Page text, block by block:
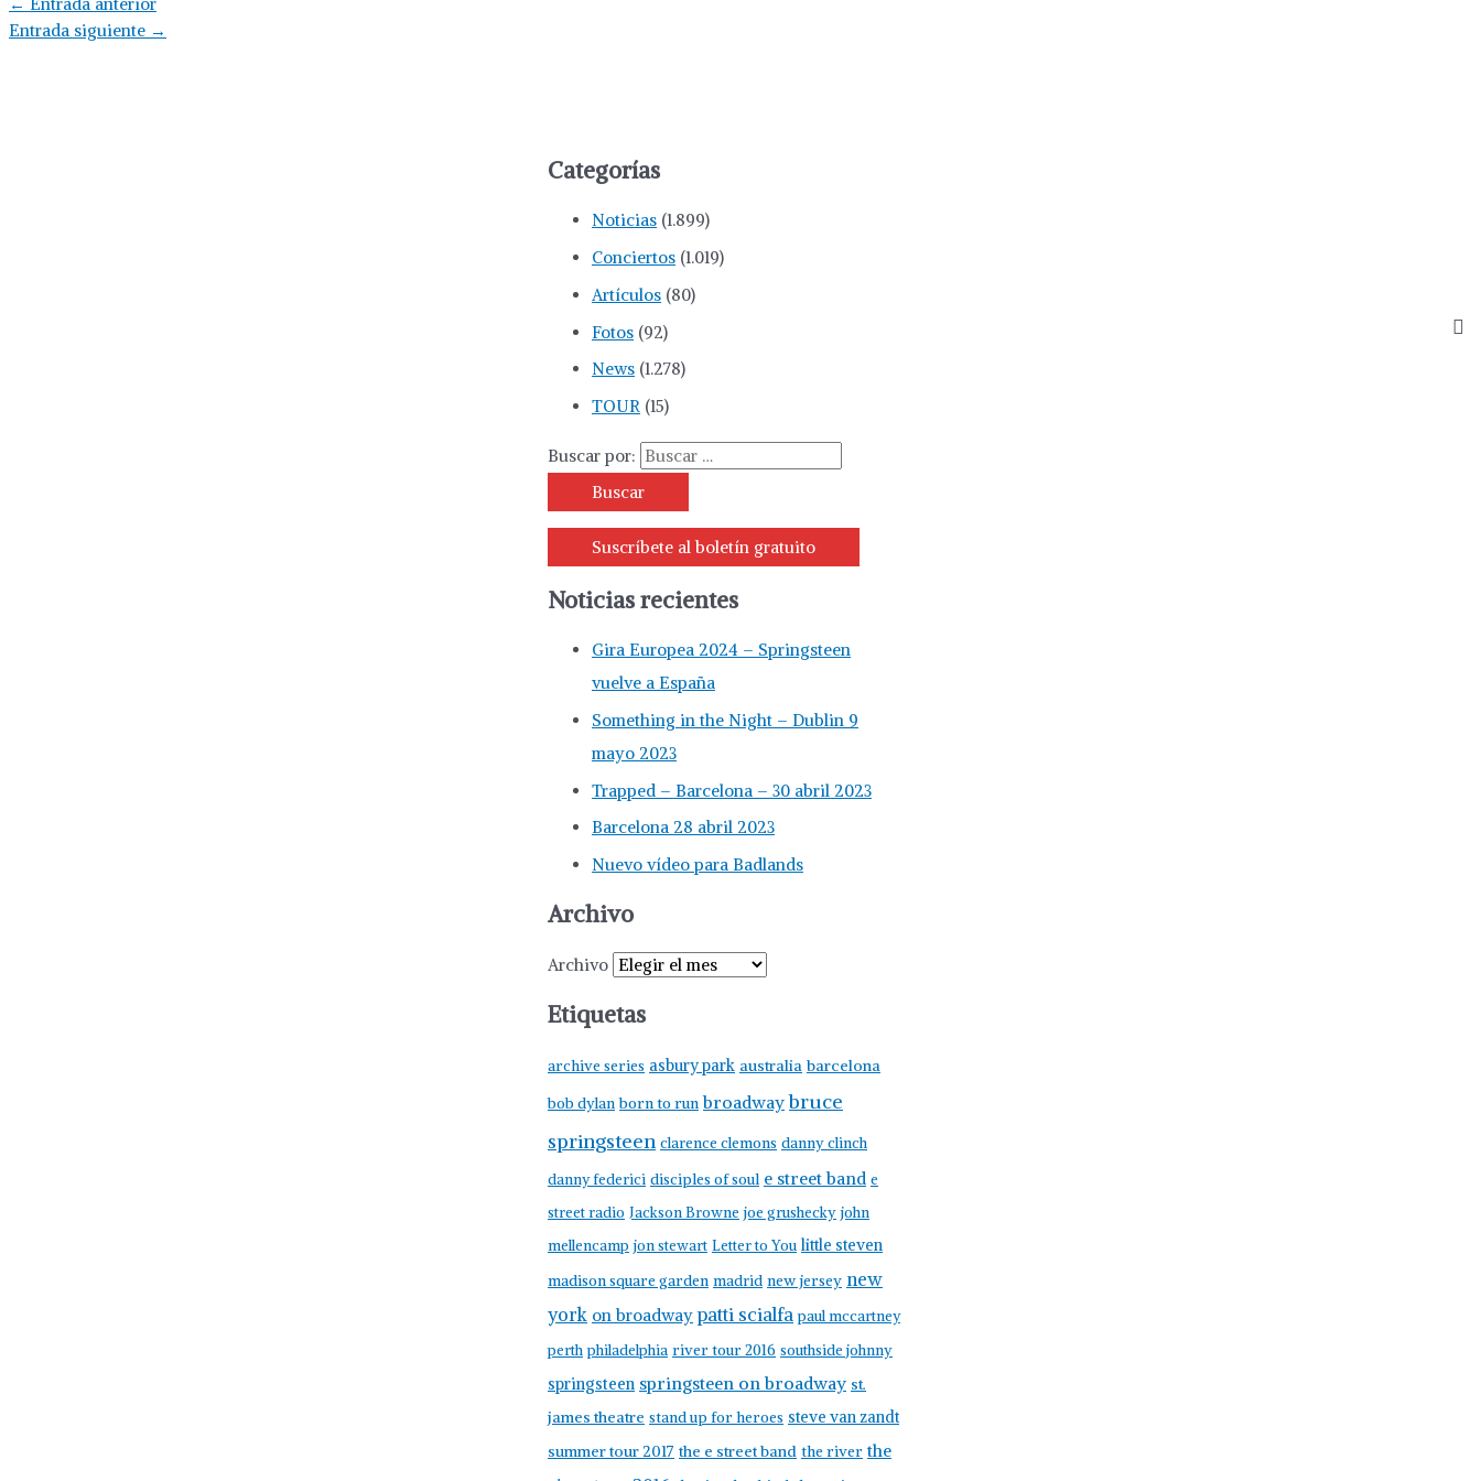
Entrada siguiente →
Categorías
Noticias (1.899)
Conciertos (1.019)
Artículos (80)
Fotos (92)
News (1.278)
TOUR (15)
Buscar por:
Suscríbete al boletín gratuito
Noticias recientes
Gira Europea 2024 – Springsteen
vuelve a España
Something in the Night – Dublin 9
mayo 2023
Trapped – Barcelona – 30 abril 2023
Barcelona 28 abril 2023
Nuevo vídeo para Badlands
Archivo
Archivo
Etiquetas
archive series asbury park australia barcelona
bob dylan born to run broadway bruce
springsteen clarence clemons danny clinch
danny federici disciples of soul e street band e
street radio Jackson Browne joe grushecky john
mellencamp jon stewart Letter to You little steven
madison square garden madrid new jersey new
york on broadway patti scialfa paul mccartney
perth philadelphia river tour 2016 southside johnny
springsteen springsteen on broadway st.
james theatre stand up for heroes steve van zandt
summer tour 2017 the e street band the river the